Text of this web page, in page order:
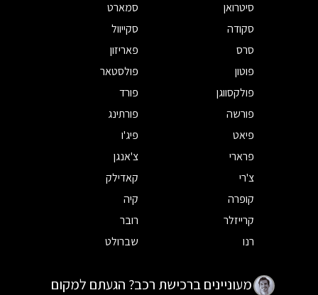
סיטרואן
סמארט
סקודה
סקייוול
סרס
פאריזון
פוטון
פולסטאר
פולקסווגן
פורד
פורשה
פורתינג
פיאט
פיג'ו
פרארי
צ'אנגן
צ'רי
קאדילק
קופרה
קיה
קרייזלר
רובר
רנו
שברולט
מעוניינים ברכישת רכב? הגעתם למקום